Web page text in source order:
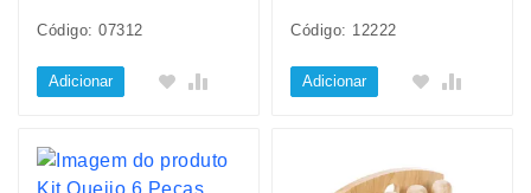
Código: 07312
Adicionar
Código: 12222
Adicionar